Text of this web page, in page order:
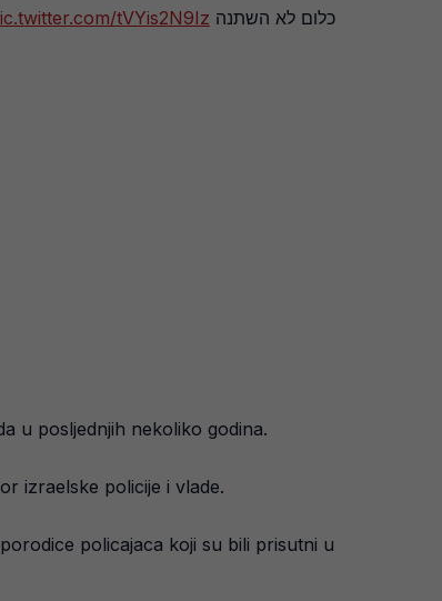
כלום לא השתנה tVYis2N9Iz
u posljednjih nekoliko godina.
izraelske policije i vlade.
policajaca koji su bili prisutni u